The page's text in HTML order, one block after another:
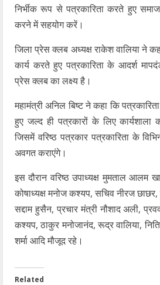
निर्भीक रूप से पत्रकारिता करते हुए
करने में सहयोग करें।
जिला प्रेस क्लब अध्यक्ष राकेश वालिया ने
कार्य करते हुए पत्रकारिता के आदर्श
प्रेस क्लब का लक्ष्य है।
महामंत्री अनिल बिष्ट ने कहा कि
हुए जल्द ही पत्रकारों के लिए कार्यशाला
जिसमें वरिष्ठ पत्रकार पत्रकारिता के
अवगत कराएंगे।
इस दौरान वरिष्ठ उपाध्यक्ष मुमताल आलम
कोषाध्यक्ष मनोज कश्यप, सचिव नीरज
सद्दाम हुसैन, प्रचार मंत्री नौशाद अली,
कश्यप, ठाकुर मनोजानंद, रूद्र वालिया,
शर्मा आदि मौजूद रहे।
Related